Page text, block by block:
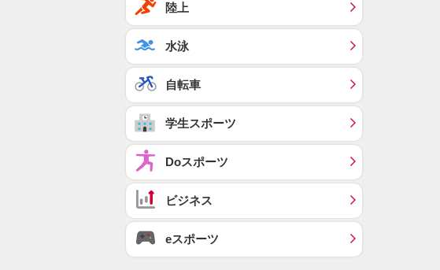
陸上
水泳
自転車
学生スポーツ
Doスポーツ
ビジネス
eスポーツ